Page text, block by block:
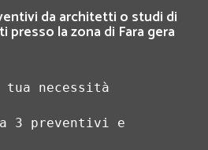
da architetti o studi di
la zona di Fara gera
tua necessità
3 preventivi e